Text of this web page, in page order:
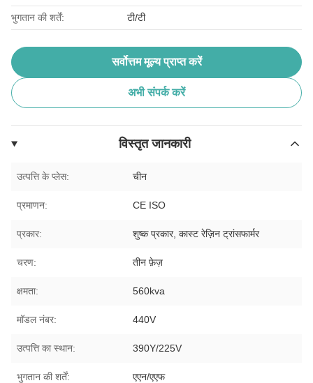
भुगतान की शर्तें: टी/टी
सर्वोत्तम मूल्य प्राप्त करें
अभी संपर्क करें
विस्तृत जानकारी
उत्पत्ति के प्लेस: चीन
प्रमाणन: CE ISO
प्रकार: शुष्क प्रकार, कास्ट रेज़िन ट्रांसफार्मर
चरण: तीन फ़ेज़
क्षमता: 560kva
मॉडल नंबर: 440V
उत्पत्ति का स्थान: 390Y/225V
भुगतान की शर्तें: एएन/एएफ